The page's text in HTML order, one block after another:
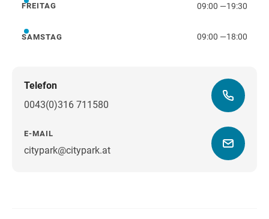
Freitag
FREITAG 09:00 —19:30
Samstag
SAMSTAG 09:00 —18:00
Telefon
0043(0)316 711580
E-MAIL
citypark@citypark.atWegbeschreibung